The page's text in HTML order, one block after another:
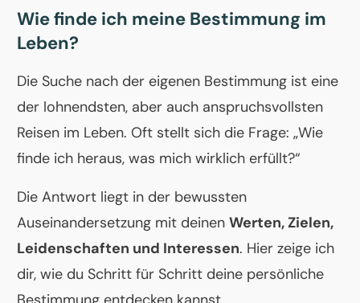
Wie finde ich meine Bestimmung im
Leben?
Die Suche nach der eigenen Bestimmung ist eine
der lohnendsten, aber auch anspruchsvollsten
Reisen im Leben. Oft stellt sich die Frage: „Wie
finde ich heraus, was mich wirklich erfüllt?“
Die Antwort liegt in der bewussten
Auseinandersetzung mit deinen Werten, Zielen,
Leidenschaften und Interessen. Hier zeige ich
dir, wie du Schritt für Schritt deine persönliche